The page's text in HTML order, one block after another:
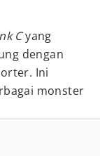
Cyang
dengan
Ini
monster